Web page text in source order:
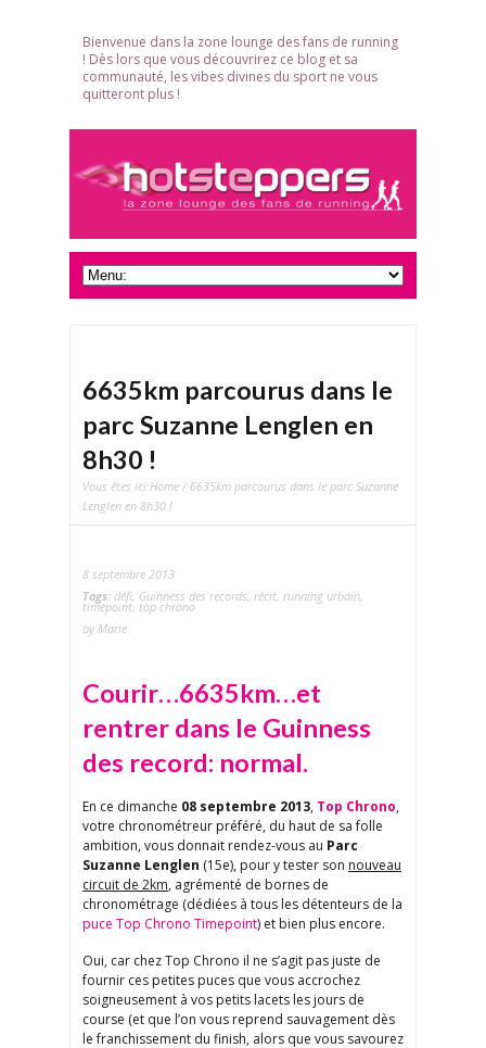
Bienvenue dans la zone lounge des fans de running
! Dès lors que vous découvrirez ce blog et sa
communauté, les vibes divines du sport ne vous
quitteront plus !
6635km parcourus dans le
parc Suzanne Lenglen en
8h30 !
Vous êtes ici:Home / 6635km parcourus dans le parc Suzanne
Lenglen en 8h30 !
8 septembre 2013
Tags: défi, Guinness des records, récit, running urbain,
timepoint, top chrono
by Marie
Courir…6635km…et
rentrer dans le Guinness
des record: normal.
En ce dimanche 08 septembre 2013, Top Chrono,
votre chronométreur préféré, du haut de sa folle
ambition, vous donnait rendez-vous au Parc
Suzanne Lenglen (15e), pour y tester son nouveau
circuit de 2km, agrémenté de bornes de
chronométrage (dédiées à tous les détenteurs de la
puce Top Chrono Timepoint) et bien plus encore.
Oui, car chez Top Chrono il ne s’agit pas juste de
fournir ces petites puces que vous accrochez
soigneusement à vos petits lacets les jours de
course (et que l’on vous reprend sauvagement dès
le franchissement du finish, alors que vous savourez